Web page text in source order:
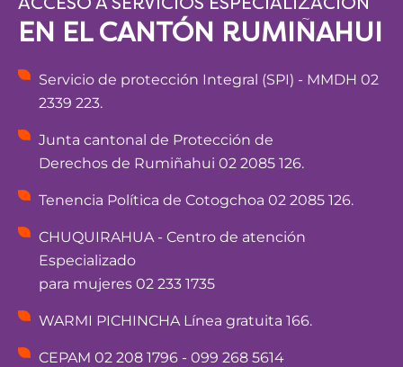
EN EL CANTÓN RUMIÑAHUI
Servicio de protección Integral (SPI) - MMDH 02
2339 223.
Junta cantonal de Protección de
Derechos de Rumiñahui 02 2085 126.
Tenencia Política de Cotogchoa 02 2085 126.
CHUQUIRAHUA - Centro de atención
Especializado
para mujeres 02 233 1735
WARMI PICHINCHA Línea gratuita 166.
CEPAM 02 208 1796 - 099 268 5614